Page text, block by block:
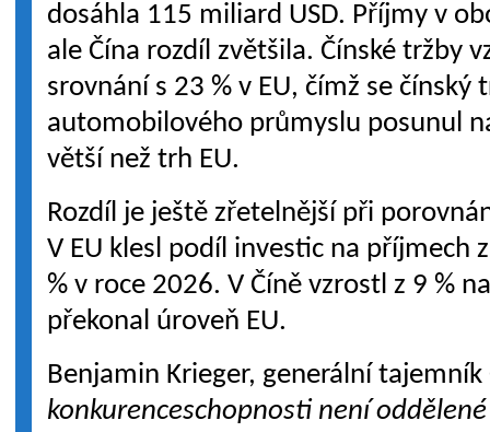
dosáhla 115 miliard USD. Příjmy v
ale Čína rozdíl zvětšila. Čínské tržby
srovnání s 23 % v EU, čímž se čínský
automobilového průmyslu posunul
větší než trh EU.
Rozdíl je ještě zřetelnější při
V EU klesl podíl investic na příjmech
% v roce 2026. V Číně vzrostl z 9 %
překonal úroveň EU.
Benjamin Krieger, generální tajemník
konkurenceschopnosti není